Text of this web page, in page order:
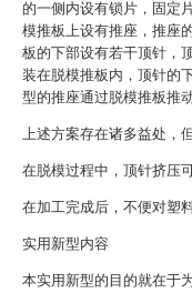
的一侧内设有锁片，固定
模推板上设有推座，推座
板的下部设有若干顶针，
装在脱模推板内，顶针的
型的推座通过脱模推板推动
上述方案存在诸多益处，
在脱模过程中，顶针挤压
在加工完成后，不便对塑
实用新型内容
本实用新型的目的就在于